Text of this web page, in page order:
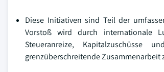
Diese Initiativen sind Teil der
Vorstoß wird durch internationale
Steueranreize, Kapitalzuschüsse
grenzüberschreitende Zusammenarbeit